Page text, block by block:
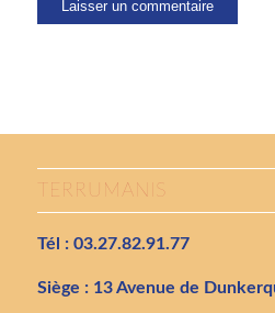
TERRUMANIS
Tél : 03.27.82.91.77
Siège : 13 Avenue de